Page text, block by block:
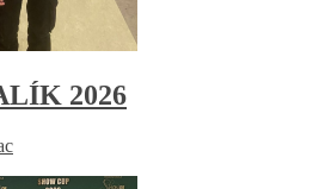
2026